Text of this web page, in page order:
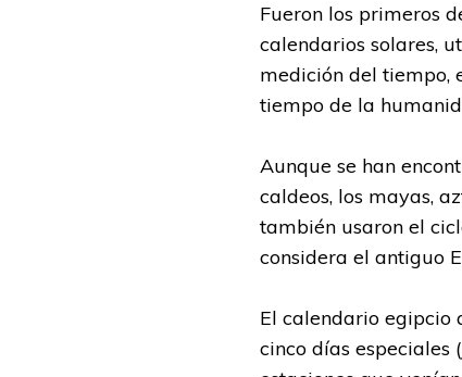
Fueron los primeros
calendarios solares,
medición del tiempo,
tiempo de la
Aunque se han
caldeos, los mayas,
también usaron el
considera el antiguo
El calendario egipcio
cinco días especiales